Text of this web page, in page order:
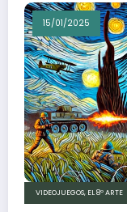
15/01/2025
VIDEOJUEGOS, EL 8º ARTE